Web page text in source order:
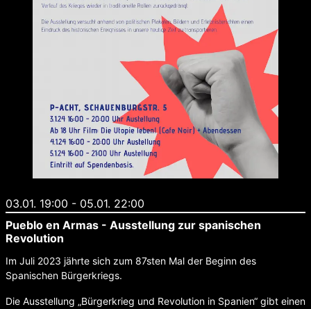
03.01. 19:00 - 05.01. 22:00
Pueblo en Armas - Ausstellung zur spanischen
Revolution
Im Juli 2023 jährte sich zum 87sten Mal der Beginn des
Spanischen Bürgerkriegs.
Die Ausstellung „Bürgerkrieg und Revolution in Spanien“ gibt einen